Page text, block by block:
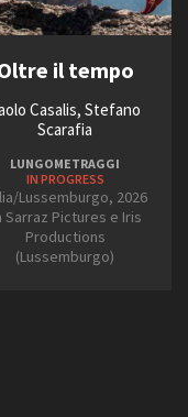
il tempo
Casalis, Stefano
Scarafia
LUNGOMETRAGGI
IN PROGRESS
Lussemburgo, 2026
Sarraz Pictures e Iris
Productions
(Lussemburgo)